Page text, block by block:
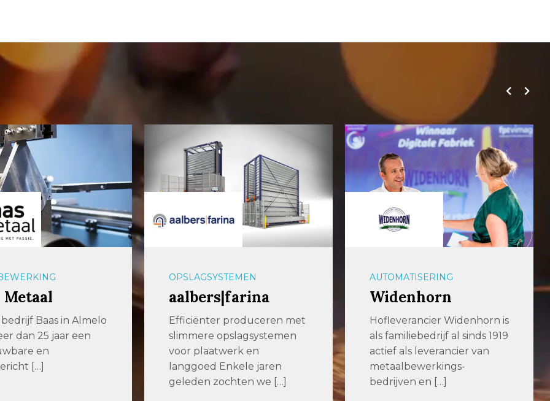
produceren met
opslagsystemen
en
Enkele jaren
AUTOMATISERING
Widenhorn
Hofleverancier Widenhorn is
als familiebedrijf al sinds 1919
actief als leverancier van
metaalbewerkings-
bedrijven en […]
PLAATBEWERKING
Renneberg
Renneberg is een
toonaangevend
metaalbewerkingsbedrijf
met meer dan 100 jaar
ervaring. Dankzij